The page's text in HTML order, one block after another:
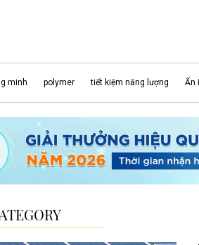
minh polymer tiết kiệm năng lượng Ấn